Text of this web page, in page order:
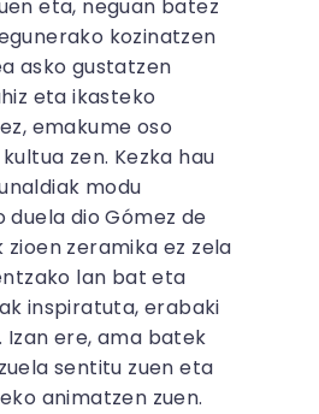
eta, neguan batez
kozinatzen
asko gustatzen
eta ikasteko
emakume oso
zen. Kezka hau
modu
duela dio Gómez de
zioen zeramika ez zela
lan bat eta
inspiratuta, erabaki
Izan ere, ama batek
sentitu zuen eta
animatzen zuen.